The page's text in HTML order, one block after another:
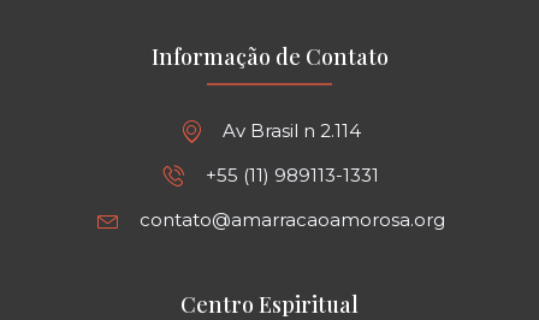
Informação de Contato
Av Brasil n 2.114
+55 (11) 989113-1331
contato@amarracaoamorosa.org
Centro Espiritual